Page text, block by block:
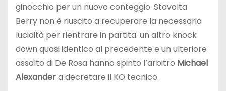
ginocchio per un nuovo conteggio. Stavolta
Berry non è riuscito a recuperare la necessaria
lucidità per rientrare in partita: un altro knock
down quasi identico al precedente e un ulteriore
assalto di De Rosa hanno spinto l’arbitro Michael
Alexandera decretare il KO tecnico.